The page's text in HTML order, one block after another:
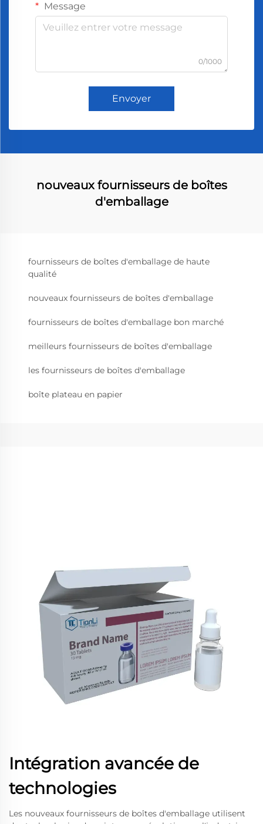
Message
0/1000
Envoyer
nouveaux fournisseurs de boîtes
d'emballage
fournisseurs de boîtes d'emballage de haute
qualité
nouveaux fournisseurs de boîtes d'emballage
fournisseurs de boîtes d'emballage bon marché
meilleurs fournisseurs de boîtes d'emballage
les fournisseurs de boîtes d'emballage
boîte plateau en papier
Intégration avancée de
technologies
Les nouveaux fournisseurs de boîtes d'emballage utilisent